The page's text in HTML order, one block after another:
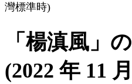
灣標準時)
「楊滇風」
(2022 年 11